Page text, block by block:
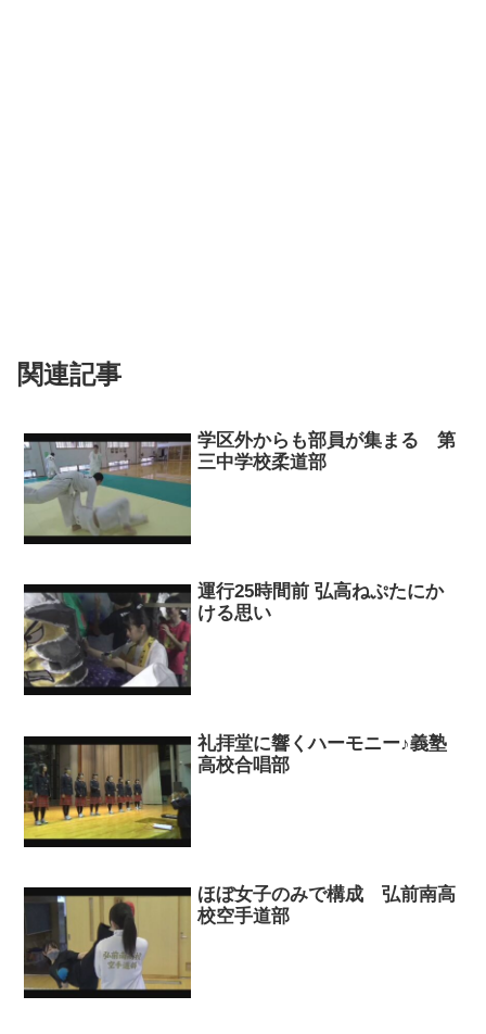
関連記事
学区外からも部員が集まる 第
三中学校柔道部
運行25時間前 弘高ねぷたにか
ける思い
礼拝堂に響くハーモニー♪義塾
高校合唱部
ほぼ女子のみで構成 弘前南高
校空手道部